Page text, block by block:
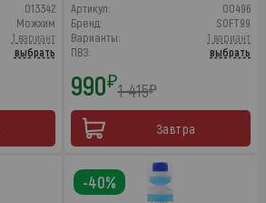
013342
Можхим
1 вариант
выбрать
Артикул:
00496
Бренд:
SOFT99
Варианты:
1 вариант
ПВЗ:
выбрать
990₽1 415₽
Завтра
-40%